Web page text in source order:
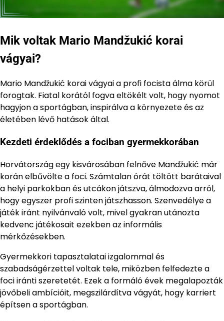
Mik voltak Mario Mandžukić korai
vágyai?
Mario Mandžukić korai vágyai a profi focista álma körül
forogtak. Fiatal korától fogva eltökélt volt, hogy nyomot
hagyjon a sportágban, inspirálva a környezete és az
életében lévő hatások által.
Kezdeti érdeklődés a fociban gyermekkorában
Horvátország egy kisvárosában felnőve Mandžukić már
korán elbűvölte a foci. Számtalan órát töltött barátaival
a helyi parkokban és utcákon játszva, álmodozva arról,
hogy egyszer profi szinten játszhasson. Szenvedélye a
játék iránt nyilvánvaló volt, mivel gyakran utánozta
kedvenc játékosait ezekben az informális
mérkőzésekben.
Gyermekkori tapasztalatai izgalommal és
szabadságérzettel voltak tele, miközben felfedezte a
foci iránti szeretetét. Ezek a formáló évek megalapozták
jövőbeli ambícióit, megszilárdítva vágyát, hogy karriert
építsen a sportágban.